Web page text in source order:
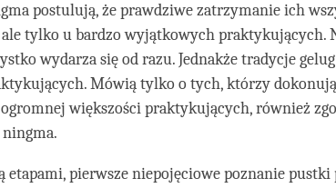
postulują, że prawdziwe zatrzymanie ich
ale tylko u bardzo wyjątkowych praktykujących.
wydarza się od razu. Jednakże tradycje
Mówią tylko o tych, którzy
większości praktykujących, również
etapami, pierwsze niepojęciowe poznanie pustki